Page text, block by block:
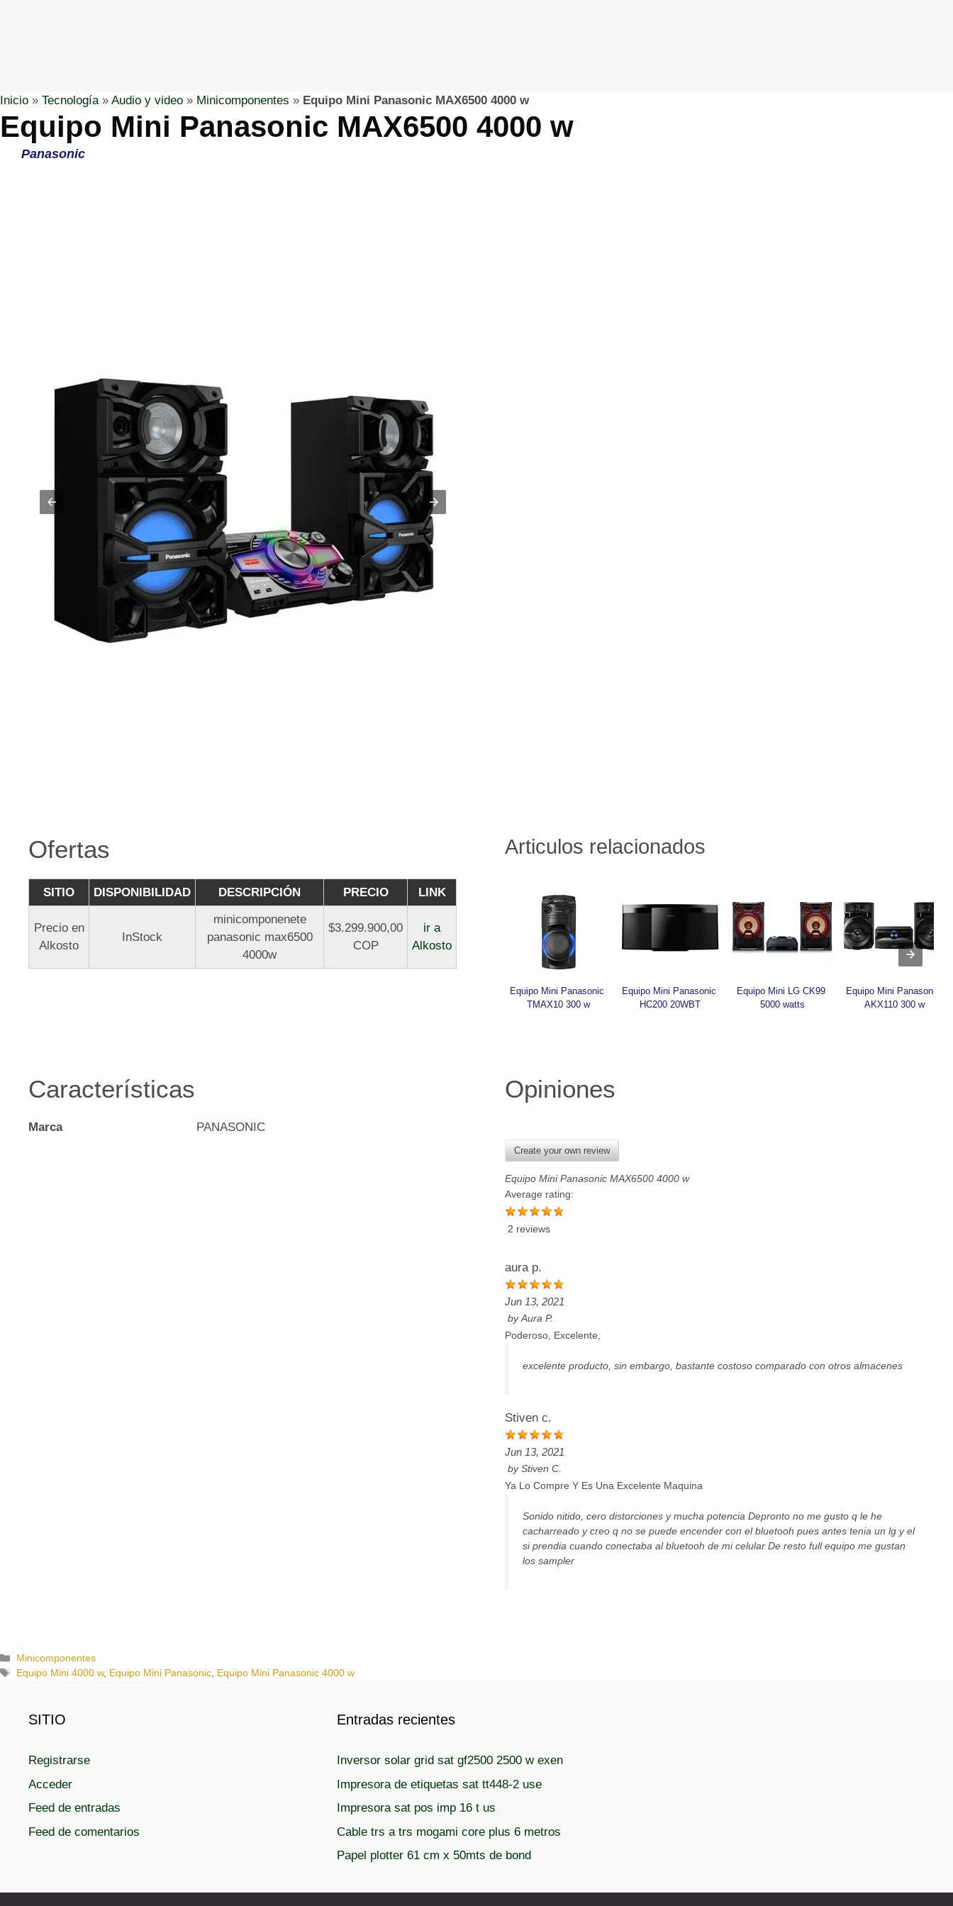
Inicio » Tecnología» Audio y video » Minicomponentes » Equipo Mini Panasonic MAX6500 4000 w
Equipo Mini Panasonic MAX6500 4000 w
Panasonic
Ofertas
SITIO DISPONIBILIDAD DESCRIPCIÓN PRECIO LINK
Precio en
Alkosto
InStock
minicomponenete
panasonic max6500
4000w
$3.299.900,00
COP
ir a
Alkosto
Articulos relacionados
Equipo Mini Panasonic
TMAX10 300 w
Equipo Mini Panasonic
HC200 20WBT
Equipo Mini LG CK99
5000 watts
Equipo Mini Panasonic
AKX110 300 w
Características
Marca PANASONIC
Opiniones
Create your own review
Equipo Mini Panasonic MAX6500 4000 w
Average rating:
2 reviews
aura p.
Jun 13, 2021
byAura P.
Poderoso, Excelente,
excelente producto, sin embargo, bastante costoso comparado con otros almacenes
Stiven c.
Jun 13, 2021
byStiven C.
Ya Lo Compre Y Es Una Excelente Maquina
Sonido nitido, cero distorciones y mucha potencia Depronto no me gusto q le he
cacharreado y creo q no se puede encender con el bluetooh pues antes tenia un lg y el
si prendia cuando conectaba al bluetooh de mi celular De resto full equipo me gustan
los sampler
C
a
Minicomponentes
E
Equipo Mini 4000 w, Equipo Mini Panasonic, Equipo Mini Panasonic 4000 w
SITIO
Registrarse
Acceder
Feed de entradas
Feed de comentarios
Entradas recientes
Inversor solar grid sat gf2500 2500 w exen
Impresora de etiquetas sat tt448-2 use
Impresora sat pos imp 16 t us
Cable trs a trs mogami core plus 6 metros
Papel plotter 61 cm x 50mts de bond